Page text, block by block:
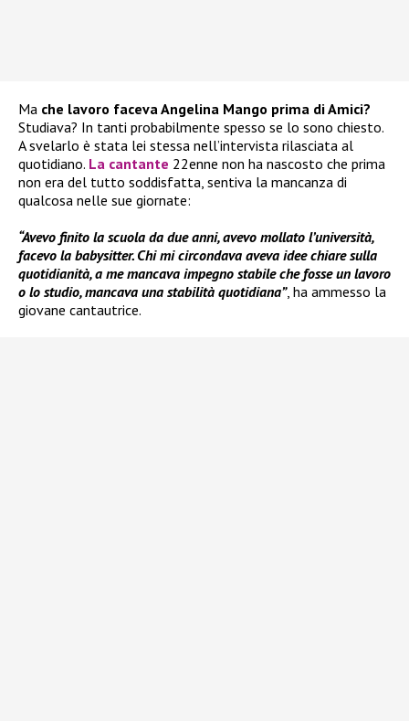
Ma che lavoro faceva Angelina Mango prima di Amici?
Studiava? In tanti probabilmente spesso se lo sono chiesto.
A svelarlo è stata lei stessa nell’intervista rilasciata al
quotidiano. La cantante 22enne non ha nascosto che prima
non era del tutto soddisfatta, sentiva la mancanza di
qualcosa nelle sue giornate:
“Avevo finito la scuola da due anni, avevo mollato l’università,
facevo la babysitter. Chi mi circondava aveva idee chiare sulla
quotidianità, a me mancava impegno stabile che fosse un lavoro
o lo studio, mancava una stabilità quotidiana”, ha ammesso la
giovane cantautrice.